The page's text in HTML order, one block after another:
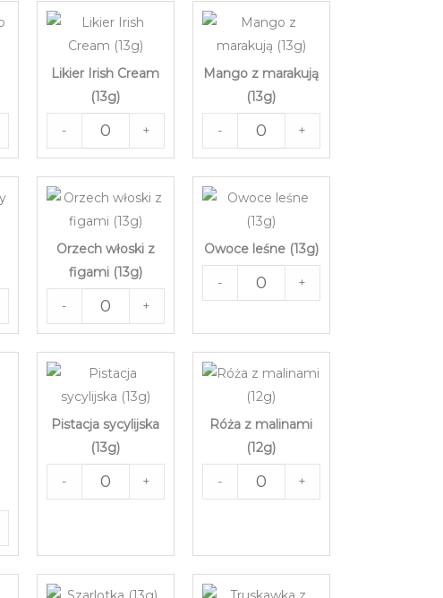
Likier Irish Cream
(13g)
- +
Mango z marakują
(13g)
- +
Orzech włoski z
figami (13g)
- +
Owoce leśne (13g)
- +
Pistacja sycylijska
(13g)
- +
Róża z malinami
(12g)
- +